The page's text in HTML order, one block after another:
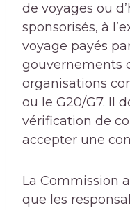
de voyages ou
sponsorisés, à
voyage payés
gouvernements
organisations
ou le G20/G7. Il
vérification de
accepter une
La Commission
que les